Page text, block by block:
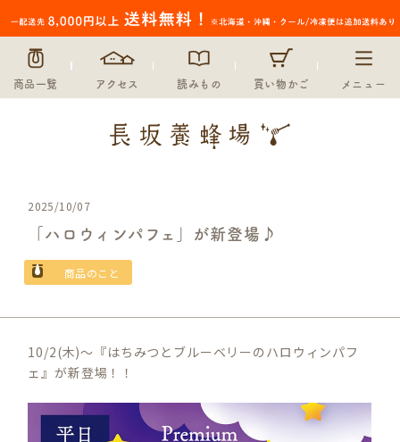
商品一覧 アクセス 読みもの 買い物かご メニュー
2025/10/07
「ハロウィンパフェ」が新登場♪
商品のこと
10/2(木)～『はちみつとブルーベリーのハロウィンパフ
ェ』が新登場！！